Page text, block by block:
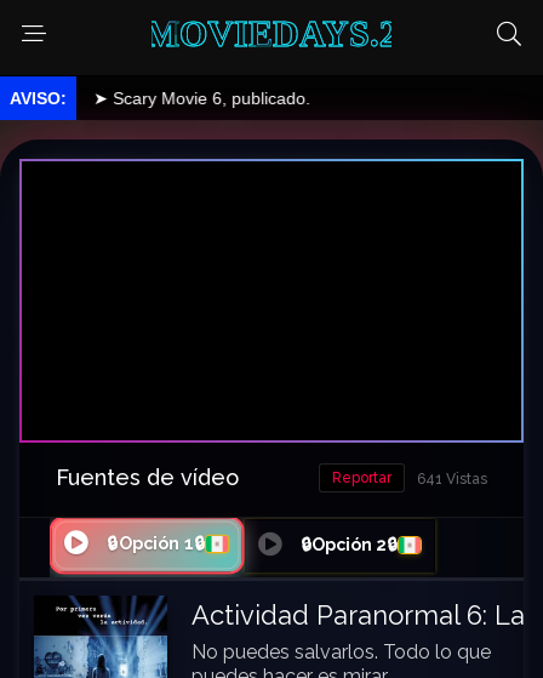
MOVIEDAYS.2
➤ Scary Movie 6, publicado.
Fuentes de vídeo 641 Vistas
Reportar
🔒Opción 1🔒 🔒Opción 2🔒
Actividad Paranormal 6: La
No puedes salvarlos. Todo lo que